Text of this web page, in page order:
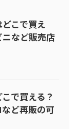
こで買え
など販売店
で買える？
ど再販の可